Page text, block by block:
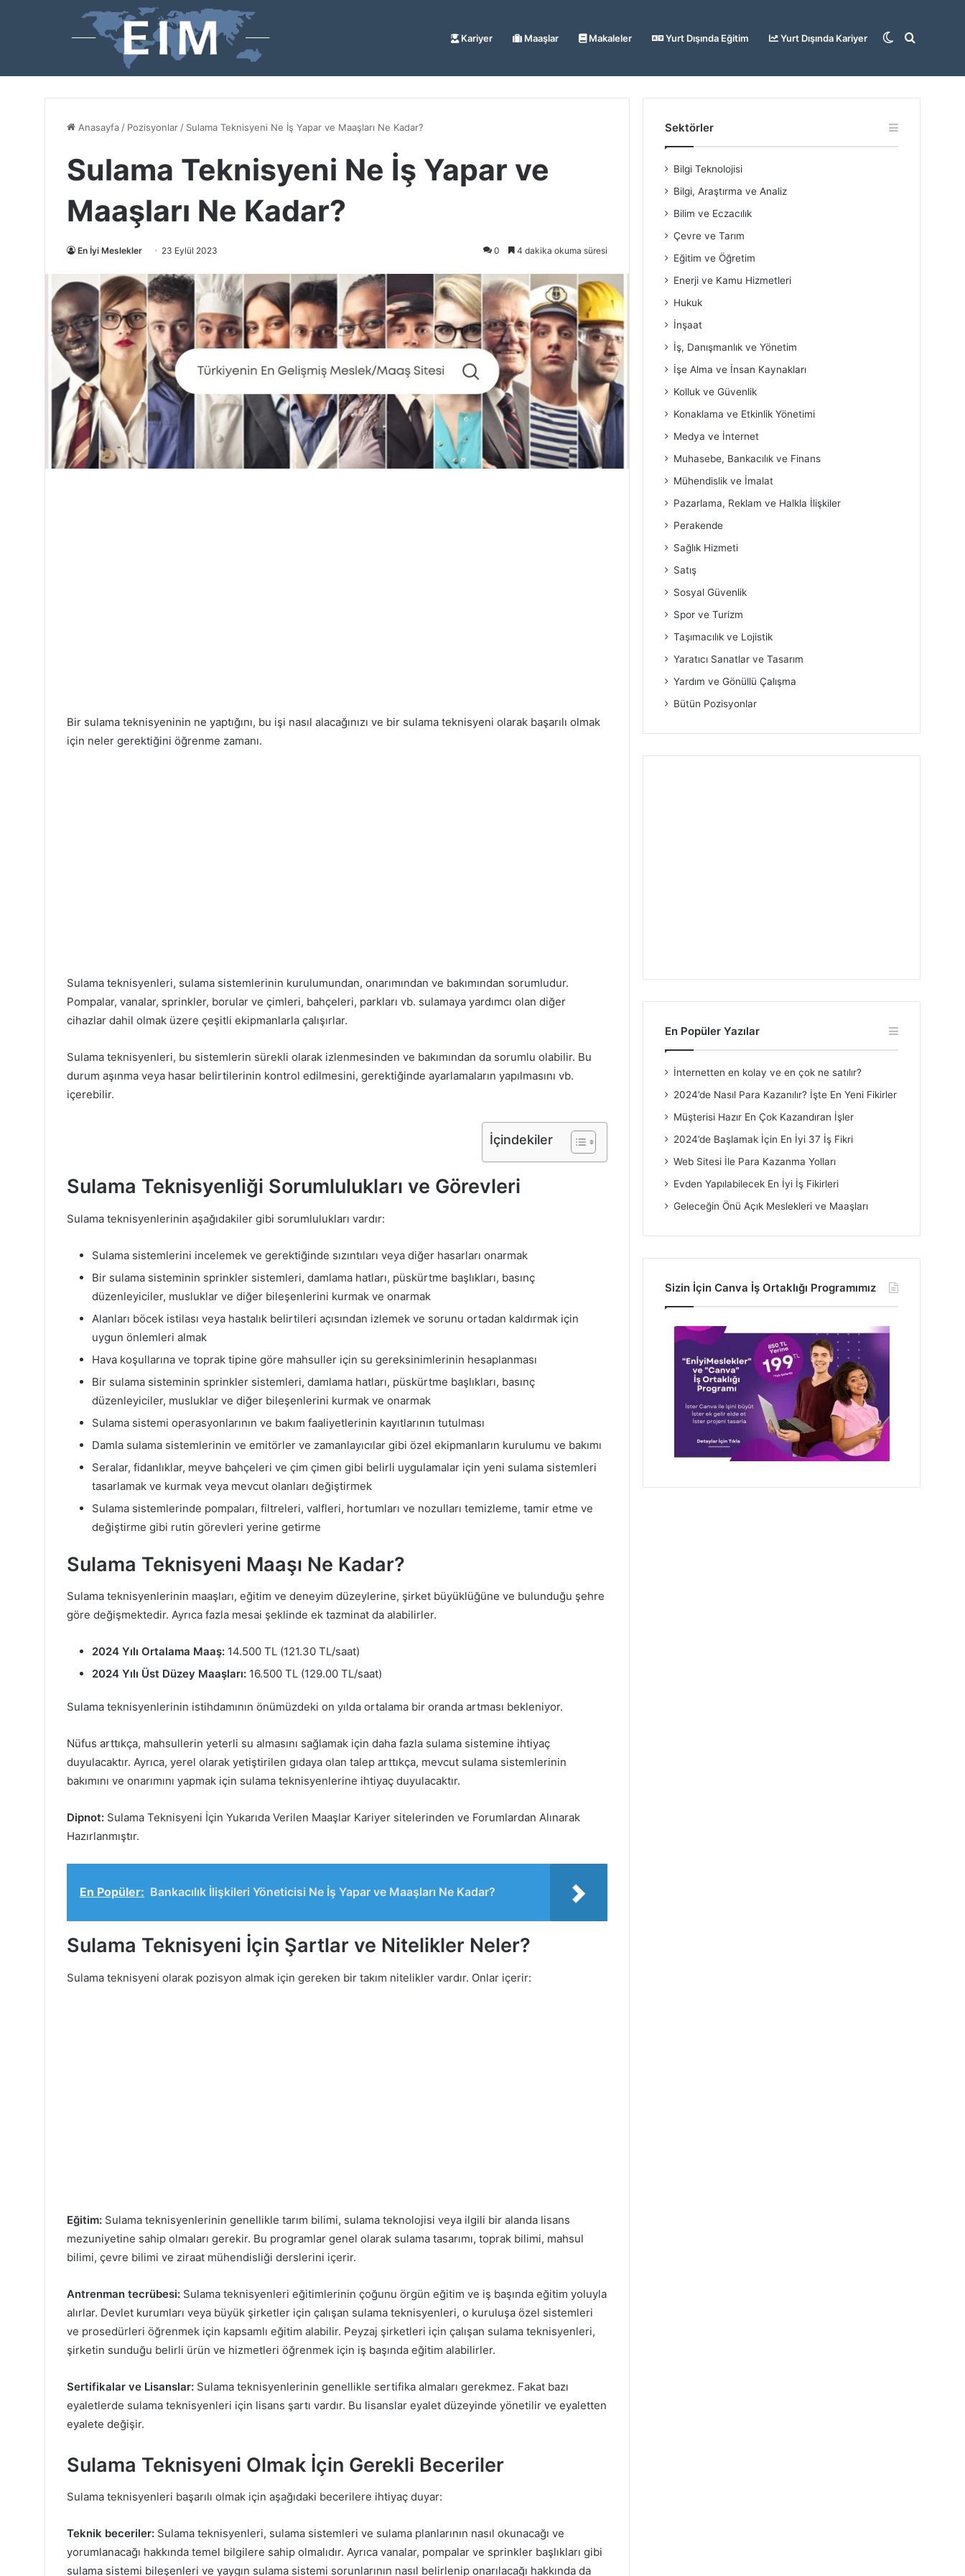
Kariyer Maaşlar Makaleler Yurt Dışında Eğitim Yurt Dışında Kariyer Arama
Dış
Anasayfa / Pozisyonlar / Sulama Teknisyeni Ne İş Yapar ve Maaşları Ne Kadar?
Sulama Teknisyeni Ne İş Yapar ve
Maaşları Ne Kadar?
En İyi Meslekler 23 Eylül 2023 0 4 dakika okuma süresi
Bir sulama teknisyeninin ne yaptığını, bu işi nasıl alacağınızı ve bir sulama teknisyeni olarak başarılı olmak
için neler gerektiğini öğrenme zamanı.
Sulama teknisyenleri, sulama sistemlerinin kurulumundan, onarımından ve bakımından sorumludur.
Pompalar, vanalar, sprinkler, borular ve çimleri, bahçeleri, parkları vb. sulamaya yardımcı olan diğer
cihazlar dahil olmak üzere çeşitli ekipmanlarla çalışırlar.
Sulama teknisyenleri, bu sistemlerin sürekli olarak izlenmesinden ve bakımından da sorumlu olabilir. Bu
durum aşınma veya hasar belirtilerinin kontrol edilmesini, gerektiğinde ayarlamaların yapılmasını vb.
içerebilir.
İçindekiler
Sulama Teknisyenliği Sorumlulukları ve Görevleri
Sulama teknisyenlerinin aşağıdakiler gibi sorumlulukları vardır:
Sulama sistemlerini incelemek ve gerektiğinde sızıntıları veya diğer hasarları onarmak
Bir sulama sisteminin sprinkler sistemleri, damlama hatları, püskürtme başlıkları, basınç
düzenleyiciler, musluklar ve diğer bileşenlerini kurmak ve onarmak
Alanları böcek istilası veya hastalık belirtileri açısından izlemek ve sorunu ortadan kaldırmak için
uygun önlemleri almak
Hava koşullarına ve toprak tipine göre mahsuller için su gereksinimlerinin hesaplanması
Bir sulama sisteminin sprinkler sistemleri, damlama hatları, püskürtme başlıkları, basınç
düzenleyiciler, musluklar ve diğer bileşenlerini kurmak ve onarmak
Sulama sistemi operasyonlarının ve bakım faaliyetlerinin kayıtlarının tutulması
Damla sulama sistemlerinin ve emitörler ve zamanlayıcılar gibi özel ekipmanların kurulumu ve bakımı
Seralar, fidanlıklar, meyve bahçeleri ve çim çimen gibi belirli uygulamalar için yeni sulama sistemleri
tasarlamak ve kurmak veya mevcut olanları değiştirmek
Sulama sistemlerinde pompaları, filtreleri, valfleri, hortumları ve nozulları temizleme, tamir etme ve
değiştirme gibi rutin görevleri yerine getirme
Sulama Teknisyeni Maaşı Ne Kadar?
Sulama teknisyenlerinin maaşları, eğitim ve deneyim düzeylerine, şirket büyüklüğüne ve bulunduğu şehre
göre değişmektedir. Ayrıca fazla mesai şeklinde ek tazminat da alabilirler.
2024 Yılı Ortalama Maaş: 14.500 TL (121.30 TL/saat)
2024 Yılı Üst Düzey Maaşları: 16.500 TL (129.00 TL/saat)
Sulama teknisyenlerinin istihdamının önümüzdeki on yılda ortalama bir oranda artması bekleniyor.
Nüfus arttıkça, mahsullerin yeterli su almasını sağlamak için daha fazla sulama sistemine ihtiyaç
duyulacaktır. Ayrıca, yerel olarak yetiştirilen gıdaya olan talep arttıkça, mevcut sulama sistemlerinin
bakımını ve onarımını yapmak için sulama teknisyenlerine ihtiyaç duyulacaktır.
Dipnot: Sulama Teknisyeni İçin Yukarıda Verilen Maaşlar Kariyer sitelerinden ve Forumlardan Alınarak
Hazırlanmıştır.
En Popüler: Bankacılık İlişkileri Yöneticisi Ne İş Yapar ve Maaşları Ne Kadar?
Sulama Teknisyeni İçin Şartlar ve Nitelikler Neler?
Sulama teknisyeni olarak pozisyon almak için gereken bir takım nitelikler vardır. Onlar içerir:
Eğitim: Sulama teknisyenlerinin genellikle tarım bilimi, sulama teknolojisi veya ilgili bir alanda lisans
mezuniyetine sahip olmaları gerekir. Bu programlar genel olarak sulama tasarımı, toprak bilimi, mahsul
bilimi, çevre bilimi ve ziraat mühendisliği derslerini içerir.
Antrenman tecrübesi: Sulama teknisyenleri eğitimlerinin çoğunu örgün eğitim ve iş başında eğitim yoluyla
alırlar. Devlet kurumları veya büyük şirketler için çalışan sulama teknisyenleri, o kuruluşa özel sistemleri
ve prosedürleri öğrenmek için kapsamlı eğitim alabilir. Peyzaj şirketleri için çalışan sulama teknisyenleri,
şirketin sunduğu belirli ürün ve hizmetleri öğrenmek için iş başında eğitim alabilirler.
Sertifikalar ve Lisanslar: Sulama teknisyenlerinin genellikle sertifika almaları gerekmez. Fakat bazı
eyaletlerde sulama teknisyenleri için lisans şartı vardır. Bu lisanslar eyalet düzeyinde yönetilir ve eyaletten
eyalete değişir.
Sulama Teknisyeni Olmak İçin Gerekli Beceriler
Sulama teknisyenleri başarılı olmak için aşağıdaki becerilere ihtiyaç duyar:
Teknik beceriler: Sulama teknisyenleri, sulama sistemleri ve sulama planlarının nasıl okunacağı ve
yorumlanacağı hakkında temel bilgilere sahip olmalıdır. Ayrıca vanalar, pompalar ve sprinkler başlıkları gibi
sulama sistemi bileşenleri ve yaygın sulama sistemi sorunlarının nasıl belirlenip onarılacağı hakkında da
Sektörler
Bilgi Teknolojisi
Bilgi, Araştırma ve Analiz
Bilim ve Eczacılık
Çevre ve Tarım
Eğitim ve Öğretim
Enerji ve Kamu Hizmetleri
Hukuk
İnşaat
İş, Danışmanlık ve Yönetim
İşe Alma ve İnsan Kaynakları
Kolluk ve Güvenlik
Konaklama ve Etkinlik Yönetimi
Medya ve İnternet
Muhasebe, Bankacılık ve Finans
Mühendislik ve İmalat
Pazarlama, Reklam ve Halkla İlişkiler
Perakende
Sağlık Hizmeti
Satış
Sosyal Güvenlik
Spor ve Turizm
Taşımacılık ve Lojistik
Yaratıcı Sanatlar ve Tasarım
Yardım ve Gönüllü Çalışma
Bütün Pozisyonlar
En Popüler Yazılar
İnternetten en kolay ve en çok ne satılır?
2024’de Nasıl Para Kazanılır? İşte En Yeni Fikirler
Müşterisi Hazır En Çok Kazandıran İşler
2024’de Başlamak İçin En İyi 37 İş Fikri
Web Sitesi İle Para Kazanma Yolları
Evden Yapılabilecek En İyi İş Fikirleri
Geleceğin Önü Açık Meslekleri ve Maaşları
Sizin İçin Canva İş Ortaklığı Programımız